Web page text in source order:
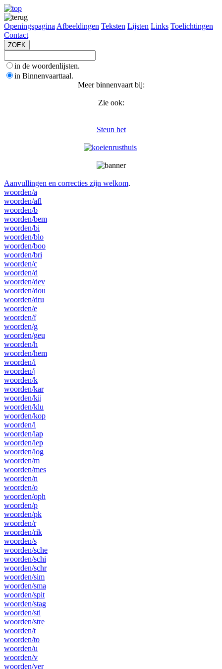
Openingspagina Afbeeldingen Teksten Lijsten Links Toelichtingen
Contact
in de woordenlijsten.
in Binnenvaarttaal.
Meer binnenvaart bij:
Zie ook:
Steun het
Aanvullingen en correcties zijn welkom.
woorden/a
woorden/afl
woorden/b
woorden/bem
woorden/bi
woorden/blo
woorden/boo
woorden/bri
woorden/c
woorden/d
woorden/dev
woorden/dou
woorden/dru
woorden/e
woorden/f
woorden/g
woorden/geu
woorden/h
woorden/hem
woorden/i
woorden/j
woorden/k
woorden/kar
woorden/kij
woorden/klu
woorden/kop
woorden/l
woorden/lap
woorden/lep
woorden/log
woorden/m
woorden/mes
woorden/n
woorden/o
woorden/oph
woorden/p
woorden/pk
woorden/r
woorden/rik
woorden/s
woorden/sche
woorden/schi
woorden/schr
woorden/sim
woorden/sma
woorden/spit
woorden/stag
woorden/sti
woorden/stre
woorden/t
woorden/to
woorden/u
woorden/v
woorden/ver